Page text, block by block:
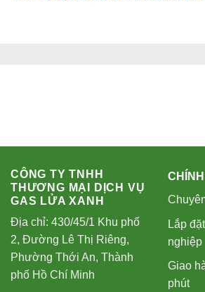
CÔNG TY TNHH
THƯƠNG MẠI DỊCH VỤ
GAS LỬA XANH
Địa chỉ: 430/45/1 Khu phố
2, Đường Lê Thị Riêng,
Phường Thới An, Thành
phố Hồ Chí Minh
Lắp
nghiệp
Giao
phút